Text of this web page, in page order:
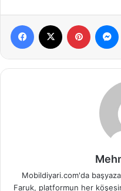
Facebook Pinterest
Mobildiyari.com'da
Faruk, platformun her